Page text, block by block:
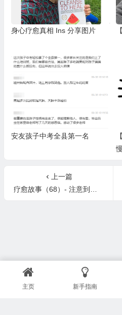
身心疗愈真相 Ins 分享图片
安友孩子中考全县第一名
上一篇
疗愈故事（68）- 注意到并感恩进步 & 脑雾、甲减和过敏的疗愈
主页 新手指南